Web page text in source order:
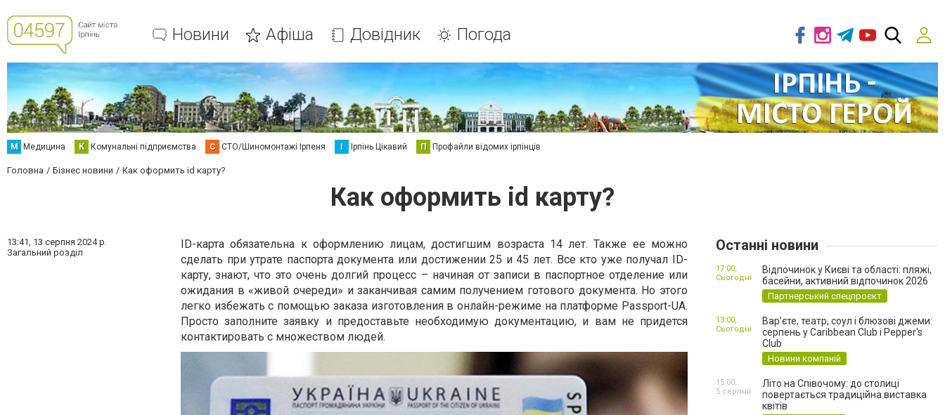
Новини Афіша Довідник Погода
М Медицина К Комунальні підприємства С СТО/Шиномонтажі Ірпеня І Ірпінь Цікавий П Профайли відомих ірпінців
Головна Бізнес новини Как оформить id карту?
Как оформить id карту?
13:41, 13 серпня 2024 р.
Загальний розділ
ID-карта обязательна к оформлению лицам, достигшим возраста 14 лет. Также ее можно
сделать при утрате паспорта документа или достижении 25 и 45 лет. Все кто уже получал ID-
карту, знают, что это очень долгий процесс – начиная от записи в паспортное отделение или
ожидания в «живой очереди» и заканчивая самим получением готового документа. Но этого
легко избежать с помощью заказа изготовления в онлайн-режиме на платформе Рassport-UA.
Просто заполните заявку и предоставьте необходимую документацию, и вам не придется
контактировать с множеством людей.
Останні новини
Відпочинок у Києві та області: пляжі,
басейни, активний відпочинок 2026
Партнерський спецпроєкт
17:00,
Сьогодні
Вар’єте, театр, соул і блюзові джеми:
серпень у Caribbean Club і Pepper's
Club
Новини компаній
13:00,
Сьогодні
Літо на Співочому: до столиці
повертається традиційна виставка
квітів
15:00,
5 серпня